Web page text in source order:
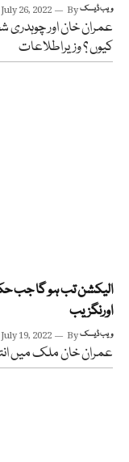
July 26, 2022 Byویب ڈیسک
عمران خان اور
کیوں ؟ وزیراطلاعات
الیکشن تب ہو گا جب
اورنگزیب
July 19, 2022 Byویب ڈیسک
عمران خان ملک میں